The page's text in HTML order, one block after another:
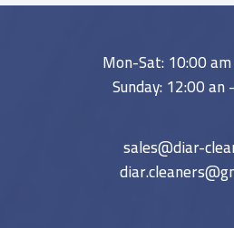
Mon-Sat: 10:00
Sunday: 12:00
sales@diar-